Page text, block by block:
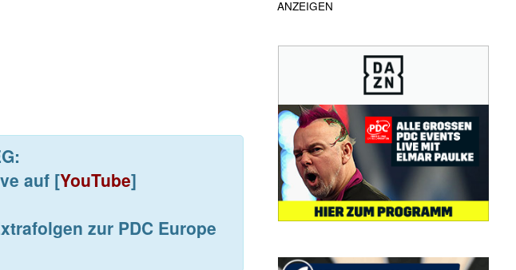
auf [YouTube]
zur PDC Europe
ANZEIGEN